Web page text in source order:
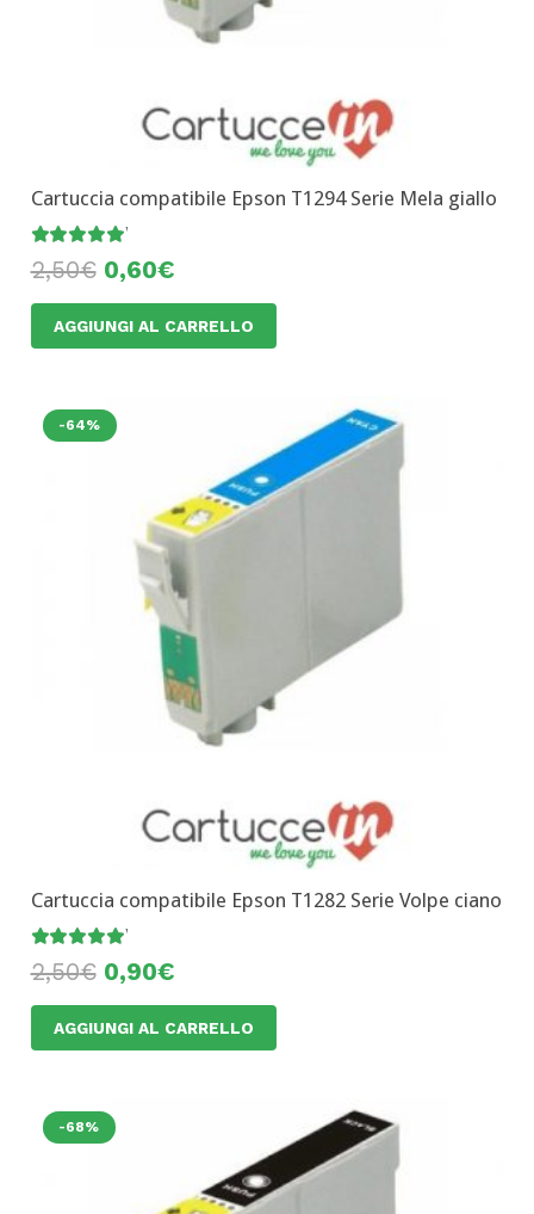
Cartuccia compatibile Epson T1294 Serie Mela giallo
Valutato
2,50€ 0,60€
AGGIUNGI AL CARRELLO
-64%
Cartuccia compatibile Epson T1282 Serie Volpe ciano
Valutato
2,50€ 0,90€
AGGIUNGI AL CARRELLO
-68%